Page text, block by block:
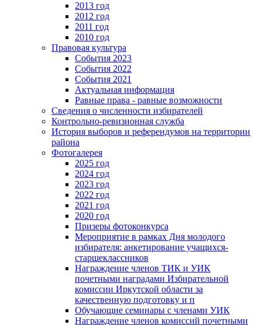
2013 год
2012 год
2011 год
2010 год
Правовая культура
События 2023
События 2022
События 2021
Актуальная информация
Равные права - равные возможности
Сведения о численности избирателей
Контрольно-ревизионная служба
История выборов и референдумов на территории
района
Фотогалерея
2025 год
2024 год
2023 год
2022 год
2021 год
2020 год
Призеры фотоконкурса
Мероприятие в рамках Дня молодого
избирателя: анкетирование учащихся-
старшеклассников
Награждение членов ТИК и УИК
почетными наградами Избирательной
комиссии Иркутской области за
качественную подготовку и п
Обучающие семинары с членами УИК
Награждение членов комиссий почетными